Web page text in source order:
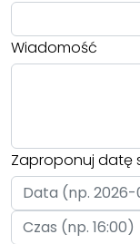
Wiadomość
Zaproponuj datę